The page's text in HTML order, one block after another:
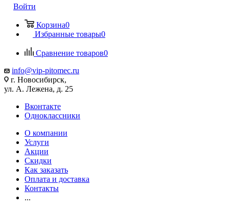
Войти
Корзина0
Избранные товары0
Сравнение товаров0
info@vip-pitomec.ru
г. Новосибирск,
ул. А. Лежена, д. 25
Вконтакте
Одноклассники
О компании
Услуги
Акции
Скидки
Как заказать
Оплата и доставка
Контакты
...